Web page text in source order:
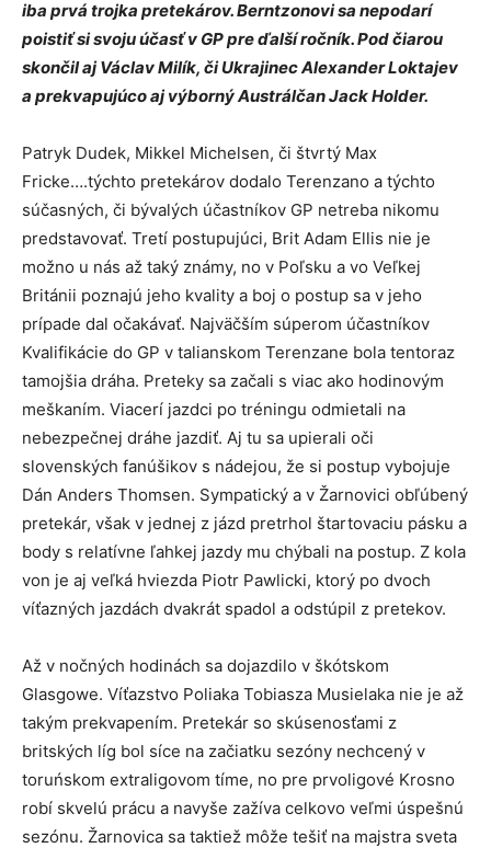
iba prvá trojka pretekárov. Berntzonovi sa nepodarí
poistiť si svoju účasť v GP pre ďalší ročník. Pod čiarou
skončil aj Václav Milík, či Ukrajinec Alexander Loktajev
a prekvapujúco aj výborný Austrálčan Jack Holder.
Patryk Dudek, Mikkel Michelsen, či štvrtý Max
Fricke….týchto pretekárov dodalo Terenzano a týchto
súčasných, či bývalých účastníkov GP netreba nikomu
predstavovať. Tretí postupujúci, Brit Adam Ellis nie je
možno u nás až taký známy, no v Poľsku a vo Veľkej
Británii poznajú jeho kvality a boj o postup sa v jeho
prípade dal očakávať. Najväčším súperom účastníkov
Kvalifikácie do GP v talianskom Terenzane bola tentoraz
tamojšia dráha. Preteky sa začali s viac ako hodinovým
meškaním. Viacerí jazdci po tréningu odmietali na
nebezpečnej dráhe jazdiť. Aj tu sa upierali oči
slovenských fanúšikov s nádejou, že si postup vybojuje
Dán Anders Thomsen. Sympatický a v Žarnovici obľúbený
pretekár, však v jednej z jázd pretrhol štartovaciu pásku a
body s relatívne ľahkej jazdy mu chýbali na postup. Z kola
von je aj veľká hviezda Piotr Pawlicki, ktorý po dvoch
víťazných jazdách dvakrát spadol a odstúpil z pretekov.
Až v nočných hodinách sa dojazdilo v škótskom
Glasgowe. Víťazstvo Poliaka Tobiasza Musielaka nie je až
takým prekvapením. Pretekár so skúsenosťami z
britských líg bol síce na začiatku sezóny nechcený v
toruńskom extraligovom tíme, no pre prvoligové Krosno
robí skvelú prácu a navyše zažíva celkovo veľmi úspešnú
sezónu. Žarnovica sa taktiež môže tešiť na majstra sveta